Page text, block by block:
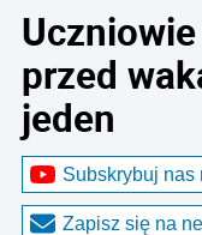
przed
jeden
Subskrybuj nas
Zapisz się na